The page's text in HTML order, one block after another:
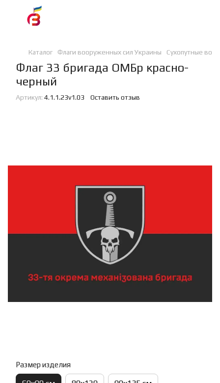
Каталог Флаги вооруженных сил Украины Сухопутные
Флаг 33 бригада ОМБр красно-
черный
Артикул: 4.1.1.23v1.03 Оставить отзыв
Размер изделия